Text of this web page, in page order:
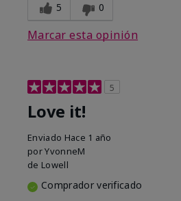
5 0
Marcar esta opinión
5
Love it!
Enviado Hace 1 año
porYvonneM
de Lowell
Comprador verificado